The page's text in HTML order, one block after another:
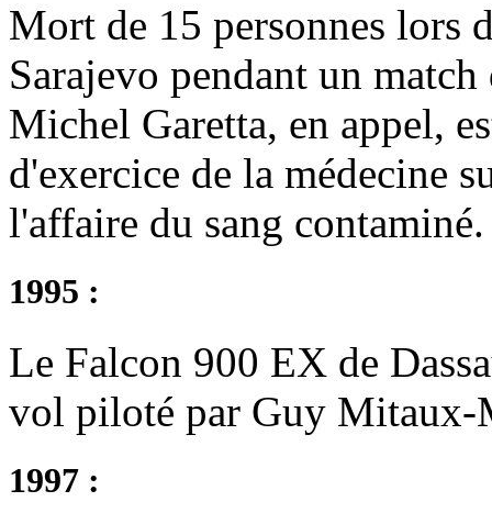
Mort de 15 personnes lors
Sarajevo pendant un
Michel Garetta, en appel,
d'exercice de la médecine
l'affaire du sang contaminé.
1995 :
Le Falcon 900 EX de
vol piloté par Guy Mitaux-
1997 :